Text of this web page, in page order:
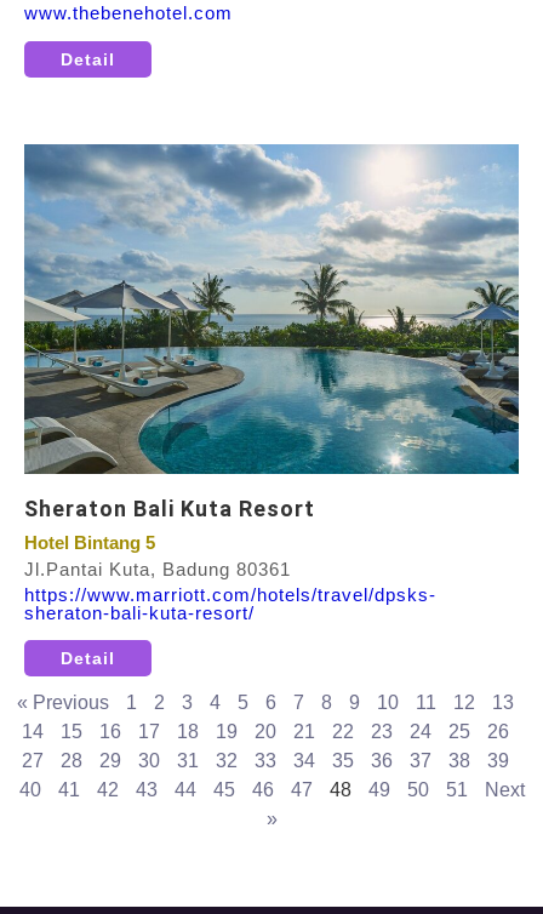
www.thebenehotel.com
Detail
Sheraton Bali Kuta Resort
Hotel Bintang 5
Jl.Pantai Kuta, Badung 80361
https://www.marriott.com/hotels/travel/dpsks-
sheraton-bali-kuta-resort/
Detail
« Previous 1 2 3 4 5 6 7 8 9 10 11 12
13
14
15 16 17 18 19 20 21 22 23 24 25
26
27
28 29 30 31 32 33 34 35 36 37 38
39
40
41 42 43 44 45 46 47 48 49 50 51
Next
»